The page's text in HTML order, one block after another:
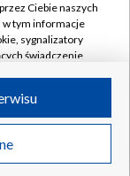
Ciebie naszych
w tym informacje
sygnalizatory
świadczenie
Ciebie
identyfikatory